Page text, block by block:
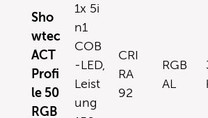
Sho
wtec
ACT
Profi
le 50
RGB
1x 5i
n1
COB
-LED,
Leist
ung
CRI
RA
92
RGB
AL